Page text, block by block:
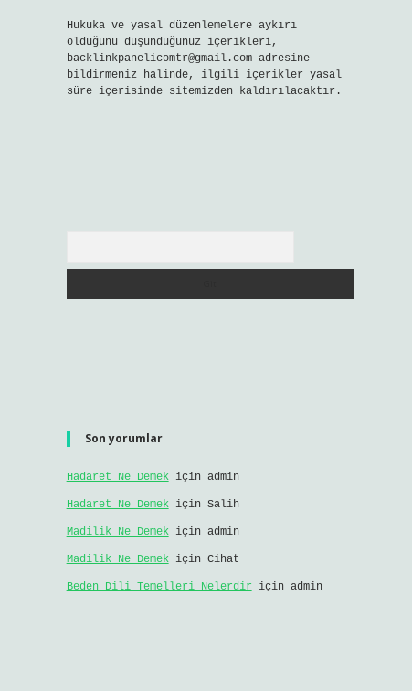
Hukuka ve yasal düzenlemelere aykırı
olduğunu düşündüğünüz içerikleri,
backlinkpanelicomtr@gmail.comadresine
bildirmeniz halinde, ilgili içerikler yasal
süre içerisinde sitemizden kaldırılacaktır.
Son yorumlar
Hadaret Ne Demekiçin admin
Hadaret Ne Demekiçin Salih
Madilik Ne Demekiçin admin
Madilik Ne Demekiçin Cihat
Beden Dili Temelleri Nelerdir için admin